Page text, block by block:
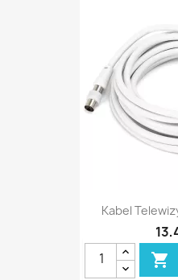
Kabel
